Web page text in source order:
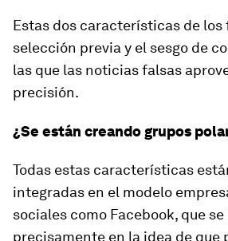
Estas dos características de
selección previa y el sesgo de
las que las noticias falsas
precisión.
¿Se están creando grupos
Todas estas características
integradas en el modelo
sociales como Facebook, que se
precisamente en la idea de que